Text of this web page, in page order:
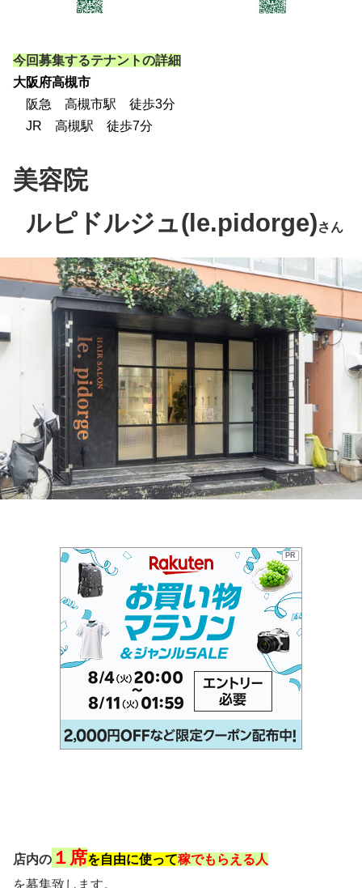
今回募集するテナントの詳細
大阪府高槻市
阪急 高槻市駅 徒歩3分
JR 高槻駅 徒歩7分
美容院
ルピドルジュ(le.pidorge)さん
PR
店内の １席を自由に使って稼でもらえる 人
を募集致します。